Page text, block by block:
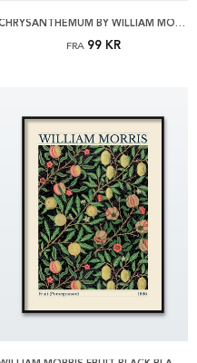
CHRYSANTHEMUM BY WILLIAM MORRIS PLAKAT
FRA 99 KR